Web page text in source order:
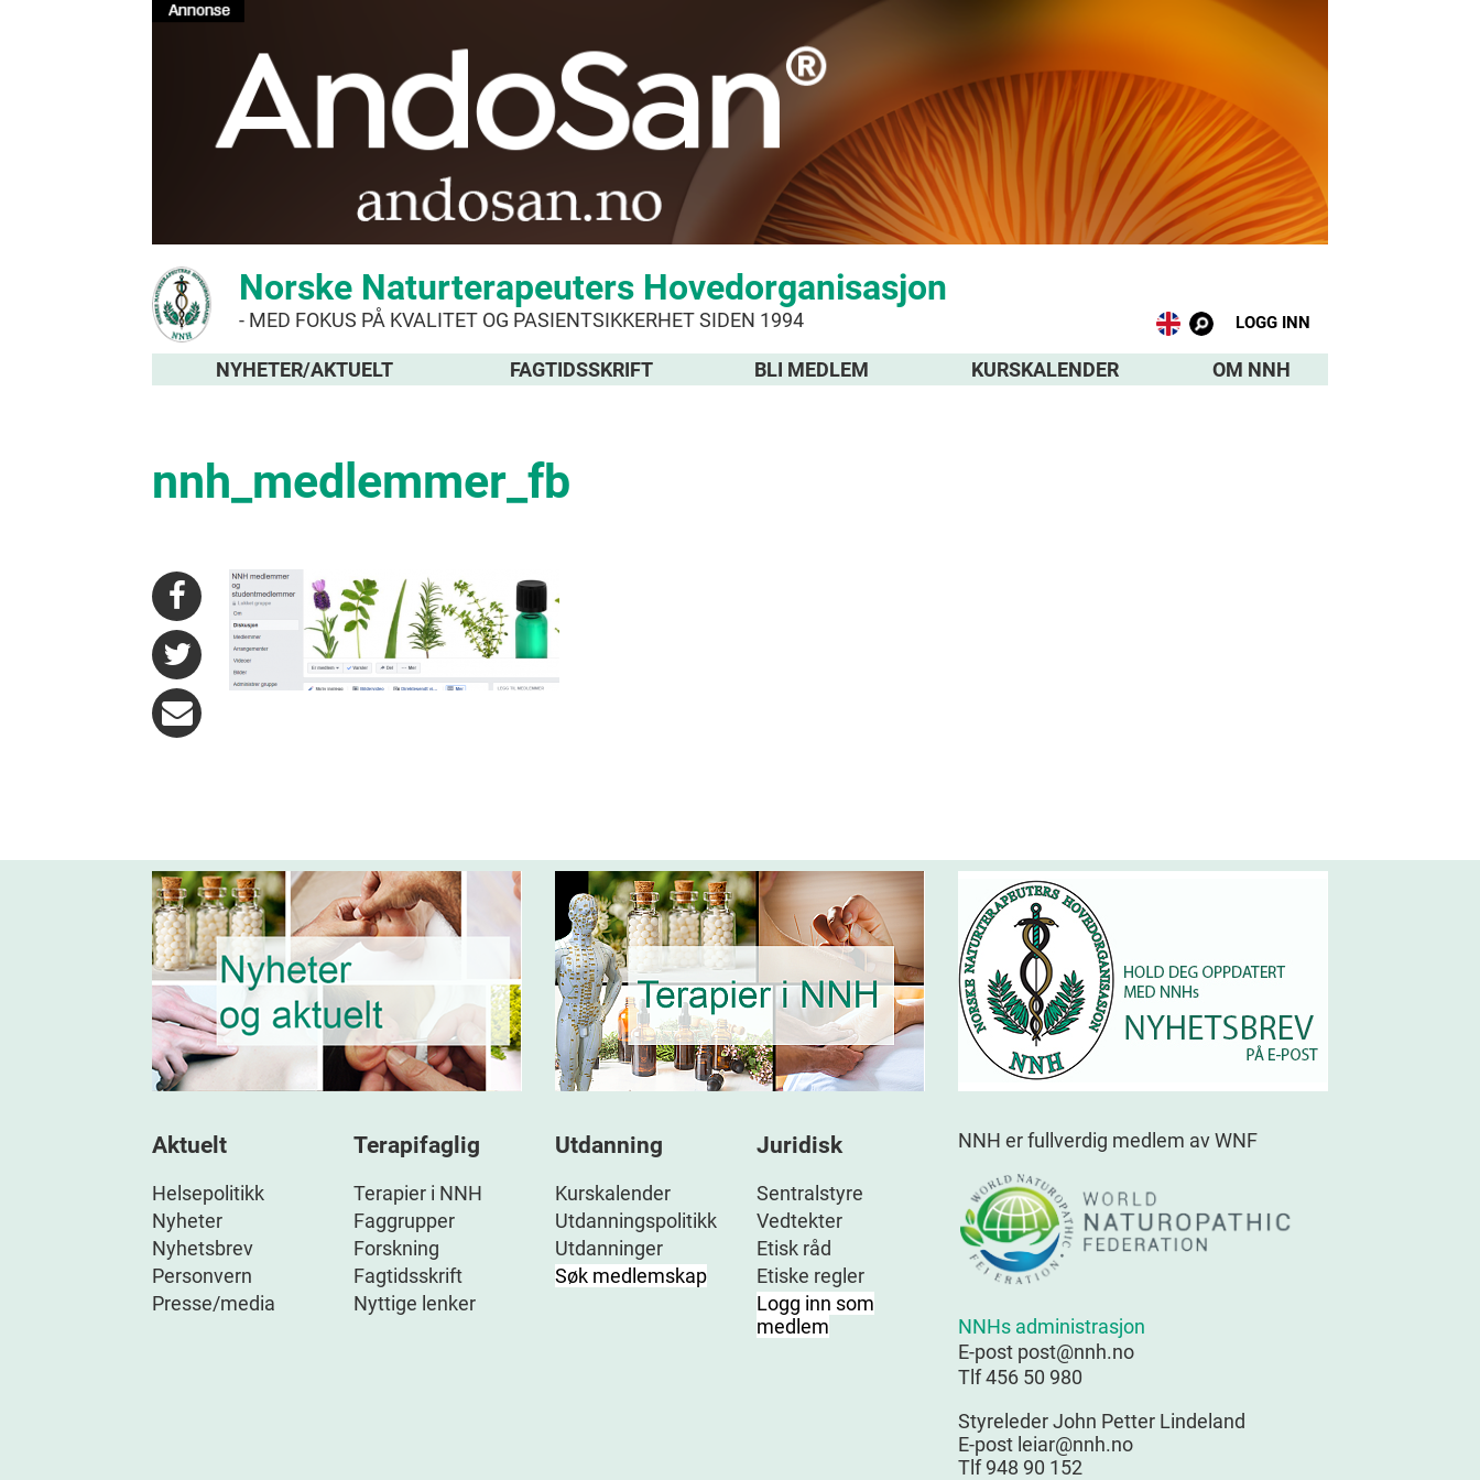
Norske Naturterapeuters Hovedorganisasjon
- MED FOKUS PÅ KVALITET OG PASIENTSIKKERHET SIDEN 1994 LOGG INN
NYHETER/AKTUELT FAGTIDSSKRIFT BLI MEDLEM KURSKALENDER OM NNH
nnh_medlemmer_fb
Aktuelt
Helsepolitikk
Nyheter
Nyhetsbrev
Personvern
Presse/media
Terapifaglig
Terapier i NNH
Faggrupper
Forskning
Fagtidsskrift
Nyttige lenker
Utdanning
Kurskalender
Utdanningspolitikk
Utdanninger
Søk medlemskap
Juridisk
Sentralstyre
Vedtekter
Etisk råd
Etiske regler
Logg inn som
medlem
NNH er fullverdig medlem av WNF
NNHs administrasjon
E-post post@nnh.no
Tlf 456 50 980
Styreleder John Petter Lindeland
E-post leiar@nnh.no
Tlf 948 90 152